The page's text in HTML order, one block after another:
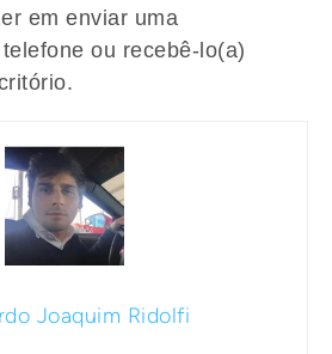
em enviar uma
ou recebê-lo(a)
Joaquim Ridolfi